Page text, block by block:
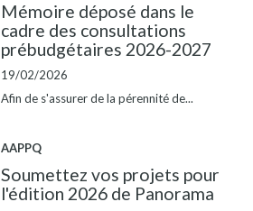
Mémoire déposé dans le
cadre des consultations
prébudgétaires 2026-2027
19/02/2026
Afin de s'assurer de la pérennité de...
AAPPQ
Soumettez vos projets pour
l'édition 2026 de Panorama